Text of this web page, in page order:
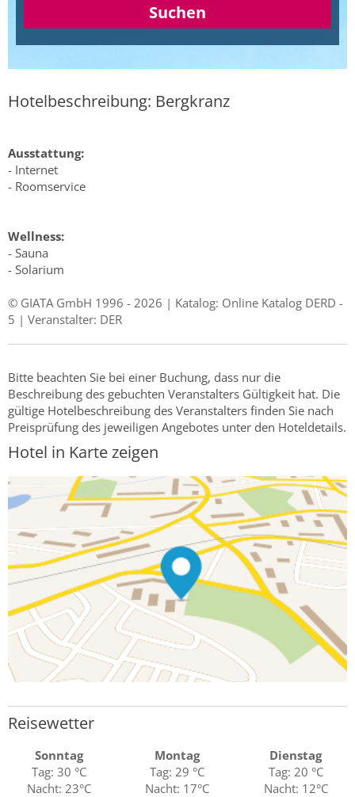
Suchen
Hotelbeschreibung: Bergkranz
Ausstattung:
- Internet
- Roomservice
Wellness:
- Sauna
- Solarium
© GIATA GmbH 1996 - 2026 | Katalog: Online Katalog DERD -
5 | Veranstalter: DER
Bitte beachten Sie bei einer Buchung, dass nur die
Beschreibung des gebuchten Veranstalters Gültigkeit hat. Die
gültige Hotelbeschreibung des Veranstalters finden Sie nach
Preisprüfung des jeweiligen Angebotes unter den Hoteldetails.
Hotel in Karte zeigen
Reisewetter
Sonntag
Tag: 30 °C
Nacht: 23°C
Montag
Tag: 29 °C
Nacht: 17°C
Dienstag
Tag: 20 °C
Nacht: 12°C